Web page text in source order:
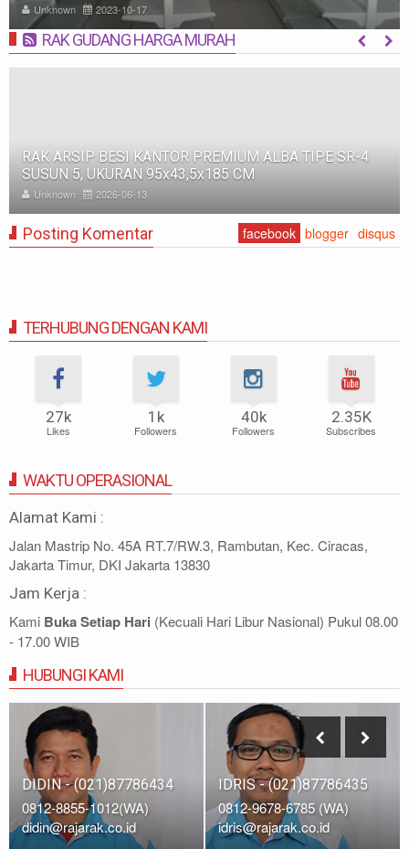
Unknown 2023-10-17
RAK GUDANG HARGA MURAH MORE
RAK ARSIP BESI KANTOR PREMIUM ALBA TIPE SR-4
SUSUN 5, UKURAN 95x43,5x185 CM
Unknown 2026-06-13
Posting Komentar facebook blogger disqus
TERHUBUNG DENGAN KAMI
27k
Likes
1k
Followers
40k
Followers
2.35K
Subscribes
WAKTU OPERASIONAL
Alamat Kami :
Jalan Mastrip No. 45A RT.7/RW.3, Rambutan, Kec. Ciracas,
Jakarta Timur, DKI Jakarta 13830
Jam Kerja :
Kami Buka Setiap Hari (Kecuali Hari Libur Nasional) Pukul 08.00
- 17.00 WIB
HUBUNGI KAMI
DIDIN - (021)87786434
0812-8855-1012(WA)
didin@rajarak.co.id
IDRIS - (021)87786435
0812-9678-6785 (WA)
idris@rajarak.co.id